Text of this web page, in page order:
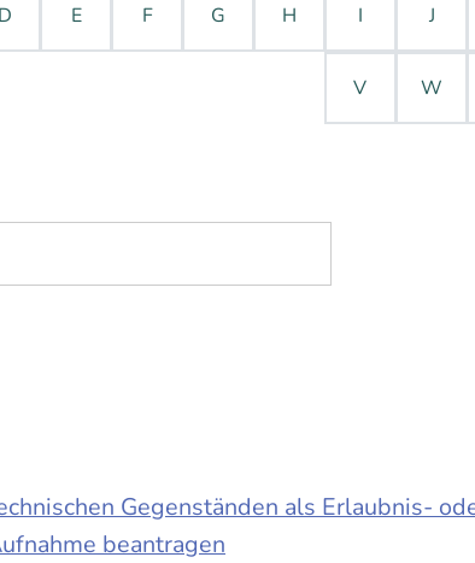
D E F G H I J
V W
Gegenständen als Erlaubnis-
beantragen